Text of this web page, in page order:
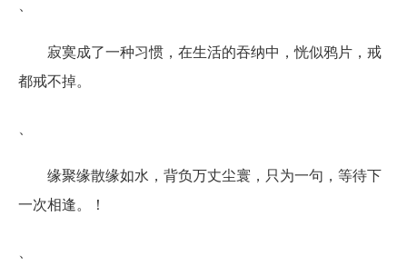
寂寞成了一种习惯，在生活的吞纳中，恍似鸦片，戒
都戒不掉。
缘聚缘散缘如水，背负万丈尘寰，只为一句，等待下
一次相逢。！